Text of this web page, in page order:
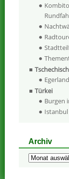
Egerland
Türkei
Burgen
Archiv
Archiv